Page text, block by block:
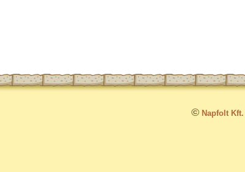
© Napfolt Kft.